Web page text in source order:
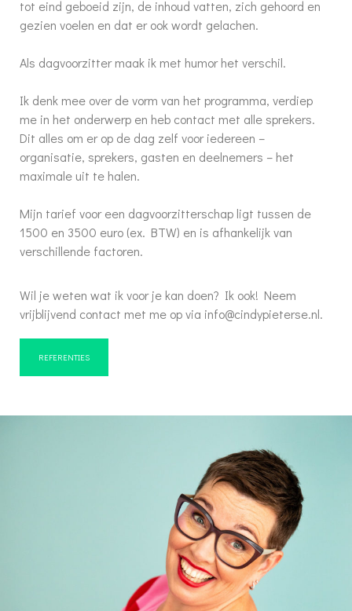
tot eind geboeid zijn, de inhoud vatten, zich gehoord en
gezien voelen en dat er ook wordt gelachen.
Als dagvoorzitter maak ik met humor het verschil.
Ik denk mee over de vorm van het programma, verdiep
me in het onderwerp en heb contact met alle sprekers.
Dit alles om er op de dag zelf voor iedereen –
organisatie, sprekers, gasten en deelnemers – het
maximale uit te halen.
Mijn tarief voor een dagvoorzitterschap ligt tussen de
1500 en 3500 euro (ex. BTW) en is afhankelijk van
verschillende factoren.
Wil je weten wat ik voor je kan doen? Ik ook! Neem
vrijblijvend contact met me op via info@cindypieterse.nl.
REFERENTIES